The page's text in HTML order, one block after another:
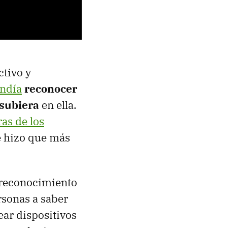
y
reconocer
en ella.
de los
hizo que más
a saber
dispositivos